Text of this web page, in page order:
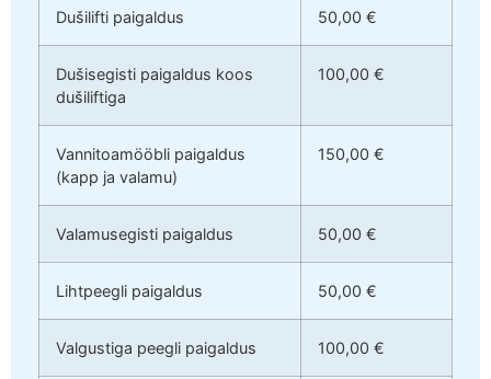
Dušilifti paigaldus 50,00 €
Dušisegisti paigaldus koos
dušiliftiga
100,00 €
Vannitoamööbli paigaldus
(kapp ja valamu)
150,00 €
Valamusegisti paigaldus 50,00 €
Lihtpeegli paigaldus 50,00 €
Valgustiga peegli paigaldus 100,00 €